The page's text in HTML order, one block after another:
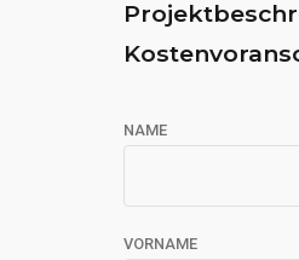
NAME
VORNAME